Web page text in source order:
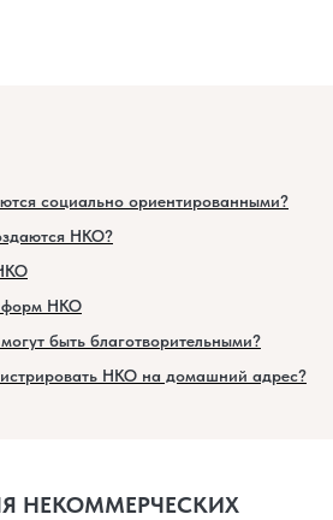
социально ориентированными?
НКО?
форм НКО
быть благотворительными?
НКО на домашний адрес?
НЕКОММЕРЧЕСКИХ